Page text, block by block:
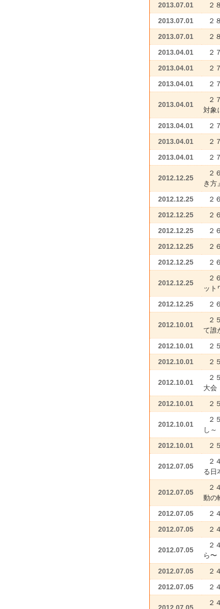
2013.07.01 ２
2013.07.01 ２
2013.07.01 ２
2013.04.01 ２
2013.04.01 ２
2013.04.01 ２
2013.04.01
２
対象
2013.04.01 ２
2013.04.01 ２
2013.04.01 ２
2012.12.25
２
き方
2012.12.25 ２
2012.12.25 ２
2012.12.25 ２
2012.12.25 ２
2012.12.25 ２
2012.12.25
２
ット
2012.12.25 ２
2012.10.01
２
て誰
2012.10.01 ２
2012.10.01 ２
2012.10.01
２
大
2012.10.01 ２
2012.10.01
２
し～
2012.10.01 ２
2012.07.05
２
る日
2012.07.05
２
動の
2012.07.05 ２
2012.07.05 ２
2012.07.05
２
ら〜
2012.07.05 ２
2012.07.05 ２
2012.07.05
２